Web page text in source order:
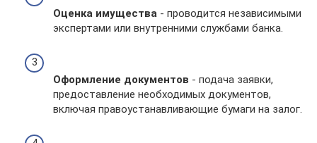
Оценка имущества - проводится независимыми
экспертами или внутренними службами банка.
Оформление документов - подача заявки,
предоставление необходимых документов,
включая правоустанавливающие бумаги на залог.